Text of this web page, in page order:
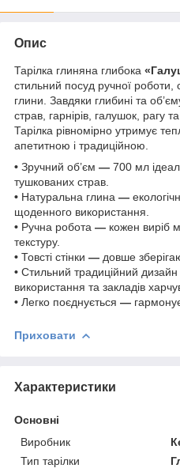
Опис
Тарілка глиняна глибока
стильний посуд ручної роботи,
глини. Завдяки глибині та
страв, гарнірів, галушок, рагу
Тарілка рівномірно утримує
апетитною і традиційною.
• Зручний об’єм — 700 мл
тушкованих страв.
• Натуральна глина —
щоденного використання.
• Ручна робота — кожен виріб
текстуру.
• Товсті стінки — довше
• Стильний традиційний дизайн
використання та закладів
• Легко поєднується —
Приховати
Характеристики
Основні
Виробник
Тип тарілки